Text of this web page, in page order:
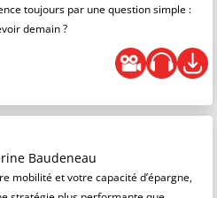
toujours par une question simple :
demain ?
Baudeneau
mobilité et votre capacité d’épargne,